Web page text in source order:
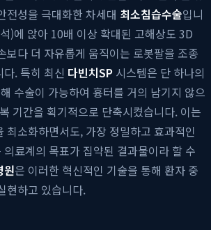
전성을 극대화한 차세대 최소침습수술입니
)에 앉아 10배 이상 확대된 고해상도 3D
보다 더 자유롭게 움직이는 로봇팔을 조종
. 특히 최신 다빈치SP 시스템은 단 하나의
수술이 가능하여 흉터를 거의 남기지 않으
기간을 획기적으로 단축시켰습니다. 이는
최소화하면서도, 가장 정밀하고 효과적인
료계의 목표가 집약된 결과물이라 할 수
원은 이러한 혁신적인 기술을 통해 환자 중
현하고 있습니다.